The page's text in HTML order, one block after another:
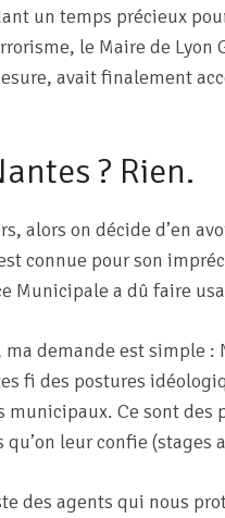
un temps précieux
le Maire de Lyon
avait finalement
? Rien.
alors on décide d’en
connue pour son
Municipale a dû faire
demande est simple :
fi des postures
municipaux. Ce sont
qu’on leur confie (stages
des agents qui nous